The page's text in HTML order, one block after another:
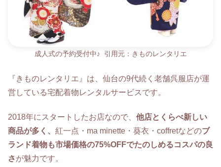
成人式の予約受付中♪ 引用元：きものレンタリエ
『きものレンタリエ』は、仙台の9代続く老舗呉服店が運
営している宅配着物レンタルサービスです。
2018年にスタートしたお店なので、 他店とくらべ新しい
商品が多く、 紅一点・ma minette・葵衣・coffretなどのブ
ランド着物も市場価格の75%OFFでたのしめるコスパの良
さが魅力です。